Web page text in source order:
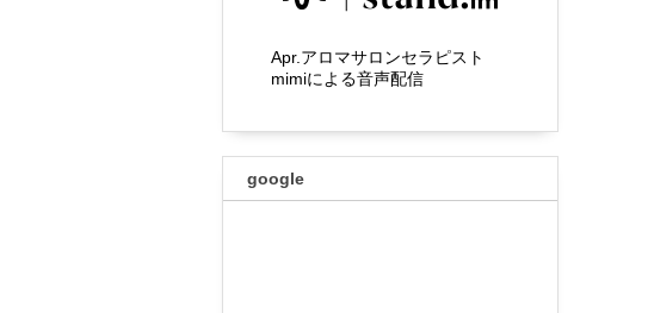
Apr.アロマサロンセラピスト
mimiによる音声配信
google